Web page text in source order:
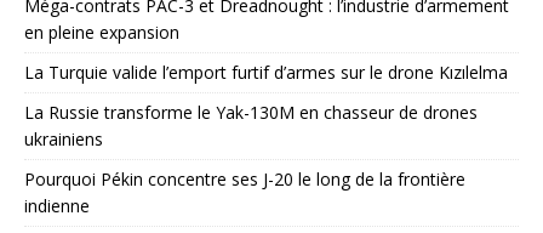
Méga-contrats PAC-3 et Dreadnought : l’industrie d’armement
en pleine expansion
La Turquie valide l’emport furtif d’armes sur le drone Kızılelma
La Russie transforme le Yak-130M en chasseur de drones
ukrainiens
Pourquoi Pékin concentre ses J-20 le long de la frontière
indienne